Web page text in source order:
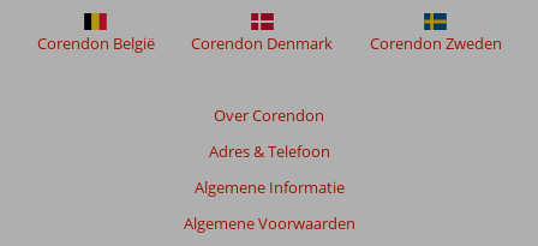
Over Corendon
Adres & Telefoon
Algemene Informatie
Algemene Voorwaarden
Corendon België Corendon Denmark Corendon Zweden